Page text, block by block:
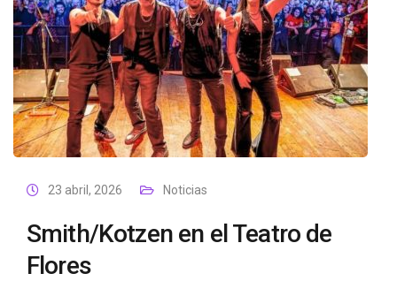
23 abril, 2026 Noticias
Smith/Kotzen en el Teatro de
Flores